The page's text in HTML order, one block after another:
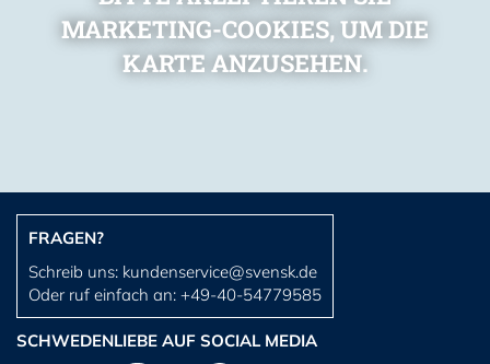
MARKETING-COOKIES, UM DIE
KARTE ANZUSEHEN.
FRAGEN?
Schreib uns: kundenservice@svensk.de
Oder ruf einfach an: +49-40-54779585
SCHWEDENLIEBE AUF SOCIAL MEDIA